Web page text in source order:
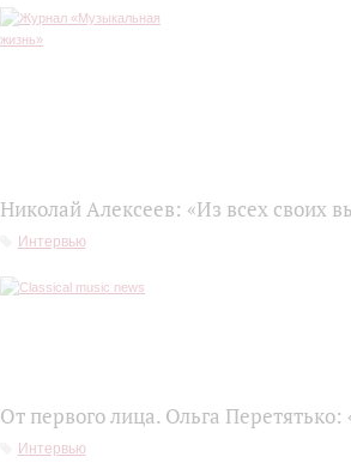
Николай Алексеев: «Из всех своих
Интервью
От первого лица. Ольга Перетятько:
Интервью